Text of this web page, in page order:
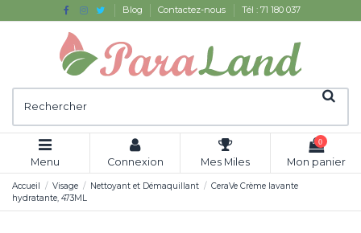
Blog Contactez-nous Tél : 71 180 037
Menu Connexion Mes Miles
0
Mon panier
Accueil Visage Nettoyant et Démaquillant
CeraVe Crème lavante
hydratante, 473ML